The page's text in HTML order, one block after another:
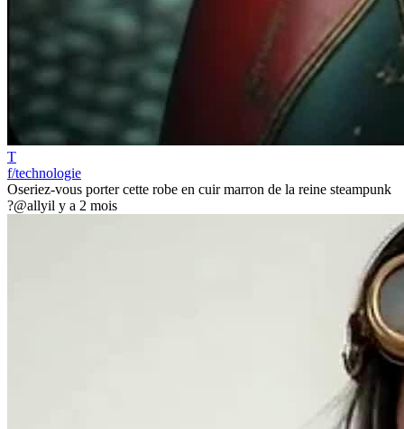
T
f/technologie
Oseriez-vous porter cette robe en cuir marron de la reine steampunk
?@allyil y a 2 mois